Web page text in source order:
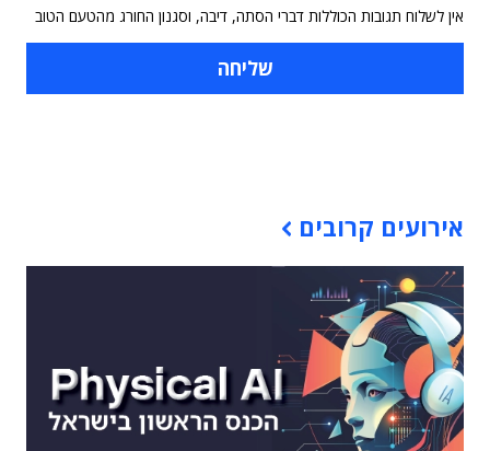
אין לשלוח תגובות הכוללות דברי הסתה, דיבה, וסגנון החורג מהטעם הטוב
אירועים קרובים